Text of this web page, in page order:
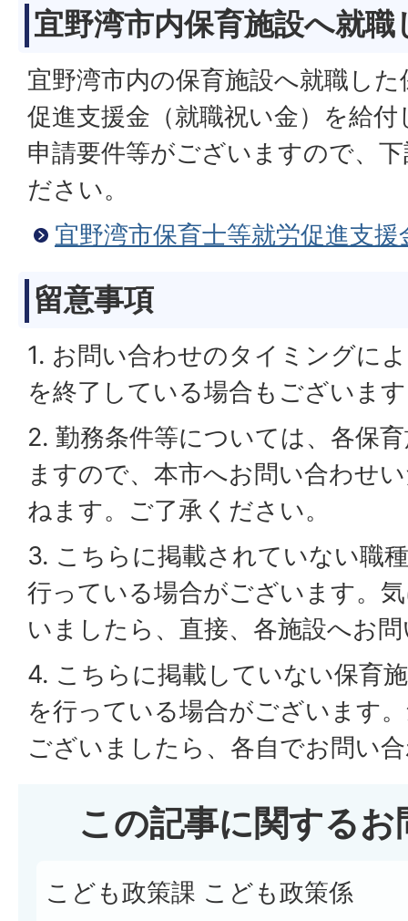
宜野湾市内保育施設へ就
宜野湾市内の保育施設へ就職し
促進支援金（就職祝い金）を給
申請要件等がございますので、
ださい。
宜野湾市保育士等就労促進支
留意事項
1. お問い合わせのタイミングに
を終了している場合もございま
2. 勤務条件等については、各保
ますので、本市へお問い合わせ
ねます。ご了承ください。
3. こちらに掲載されていない職
行っている場合がございます。
いましたら、直接、各施設へお
4. こちらに掲載していない保育
を行っている場合がございます
ございましたら、各自でお問い
この記事に関する
こども政策課 こども政策係